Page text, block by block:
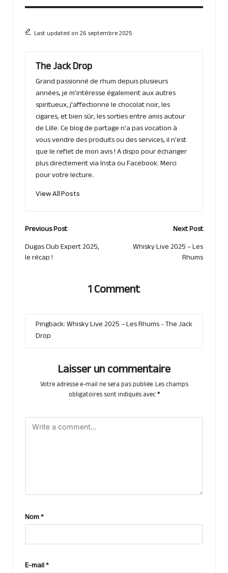
Last updated on 26 septembre 2025
The Jack Drop
Grand passionné de rhum depuis plusieurs
années, je m'intéresse également aux autres
spiritueux, j'affectionne le chocolat noir, les
cigares, et bien sûr, les sorties entre amis autour
de Lille. Ce blog de partage n'a pas vocation à
vous vendre des produits ou des services, il n'est
que le reflet de mon avis ! A dispo pour échanger
plus directement via Insta ou Facebook. Merci
pour votre lecture.
View All Posts
Post
navigation
Previous Post
Dugas Club Expert 2025,
le récap !
Next Post
Whisky Live 2025 – Les
Rhums
1 Comment
Pingback:Whisky Live 2025 – Les Rhums - The Jack
Drop
Laisser un commentaire
Votre adresse e-mail ne sera pas publiée.Les champs
obligatoires sont indiqués avec*
Nom*
E-mail*